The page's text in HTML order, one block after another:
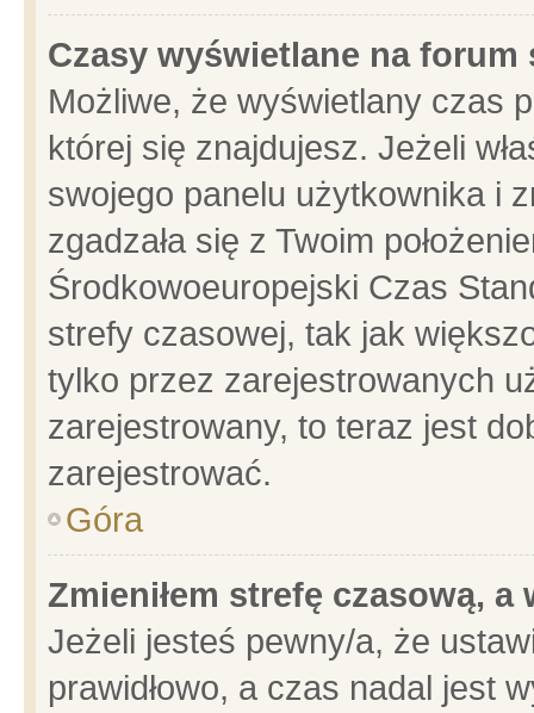
Czasy wyświetlane na forum
Możliwe, że wyświetlany czas
której się znajdujesz. Jeżeli
swojego panelu użytkownika i
zgadzała się z Twoim
Środkowoeuropejski Czas
strefy czasowej, tak jak
tylko przez zarejestrowanych
zarejestrowany, to teraz jest
zarejestrować.
Góra
Zmieniłem strefę czasową,
Jeżeli jesteś pewny/a, że
prawidłowo, a czas nadal jest